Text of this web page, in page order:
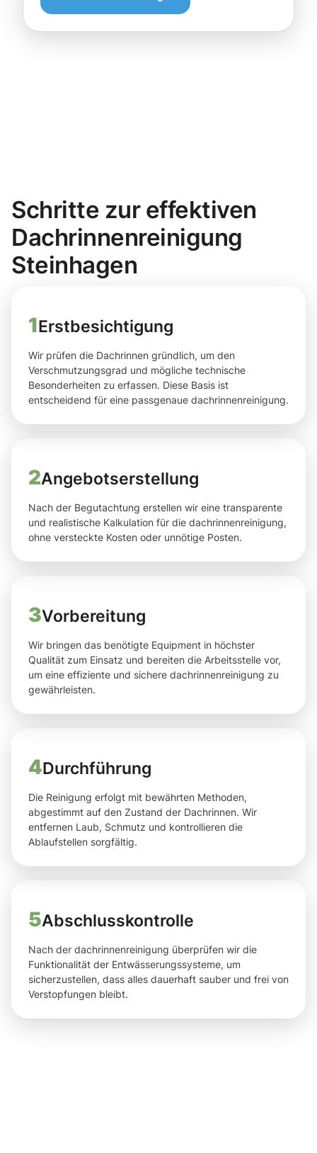
Schritte zur effektiven
Dachrinnenreinigung
Steinhagen
1Erstbesichtigung
Wir prüfen die Dachrinnen gründlich, um den
Verschmutzungsgrad und mögliche technische
Besonderheiten zu erfassen. Diese Basis ist
entscheidend für eine passgenaue dachrinnenreinigung.
2Angebotserstellung
Nach der Begutachtung erstellen wir eine transparente
und realistische Kalkulation für die dachrinnenreinigung,
ohne versteckte Kosten oder unnötige Posten.
3Vorbereitung
Wir bringen das benötigte Equipment in höchster
Qualität zum Einsatz und bereiten die Arbeitsstelle vor,
um eine effiziente und sichere dachrinnenreinigung zu
gewährleisten.
4Durchführung
Die Reinigung erfolgt mit bewährten Methoden,
abgestimmt auf den Zustand der Dachrinnen. Wir
entfernen Laub, Schmutz und kontrollieren die
Ablaufstellen sorgfältig.
5Abschlusskontrolle
Nach der dachrinnenreinigung überprüfen wir die
Funktionalität der Entwässerungssysteme, um
sicherzustellen, dass alles dauerhaft sauber und frei von
Verstopfungen bleibt.